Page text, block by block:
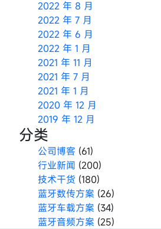
2022 年 8 月
2022 年 7 月
2022 年 6 月
2022 年 1 月
2021 年 11 月
2021 年 7 月
2021 年 1 月
2020 年 12 月
2019 年 12 月
分类
公司博客 (61)
行业新闻 (200)
技术干货 (180)
蓝牙数传方案 (26)
蓝牙车载方案 (34)
蓝牙音频方案 (25)